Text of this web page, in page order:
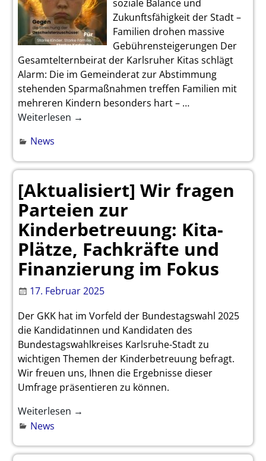
soziale Balance und
Zukunftsfähigkeit der Stadt –
Familien drohen massive
Gebührensteigerungen Der
Gesamtelternbeirat der Karlsruher Kitas schlägt
Alarm: Die im Gemeinderat zur Abstimmung
stehenden Sparmaßnahmen treffen Familien mit
mehreren Kindern besonders hart – …
Weiterlesen →
News
[Aktualisiert] Wir fragen
Parteien zur
Kinderbetreuung: Kita-
Plätze, Fachkräfte und
Finanzierung im Fokus
17. Februar 2025
Der GKK hat im Vorfeld der Bundestagswahl 2025
die Kandidatinnen und Kandidaten des
Bundestagswahlkreises Karlsruhe-Stadt zu
wichtigen Themen der Kinderbetreuung befragt.
Wir freuen uns, Ihnen die Ergebnisse dieser
Umfrage präsentieren zu können.
Weiterlesen →
News